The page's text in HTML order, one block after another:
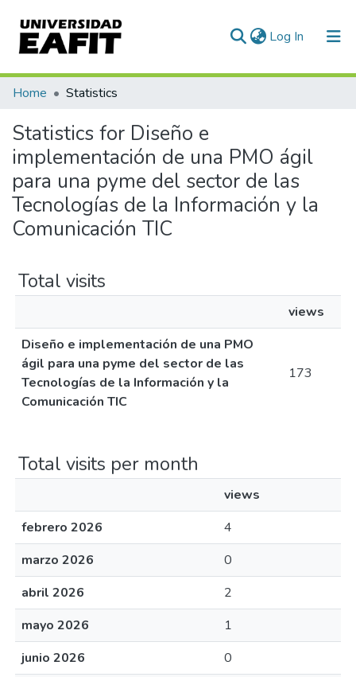
Log In (current)
Communities & Collections
All of DSpace
Home Statistics
Statistics for Diseño e
implementación de una PMO ágil
para una pyme del sector de las
Tecnologías de la Información y la
Comunicación TIC
Total visits
views
Diseño e implementación de una PMO
ágil para una pyme del sector de las
Tecnologías de la Información y la
Comunicación TIC
173
Total visits per month
views
febrero 2026
4
marzo 2026
0
abril 2026
2
mayo 2026
1
junio 2026
0